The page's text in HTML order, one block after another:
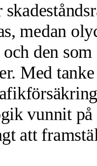
medan
den
Med
vunnit
att